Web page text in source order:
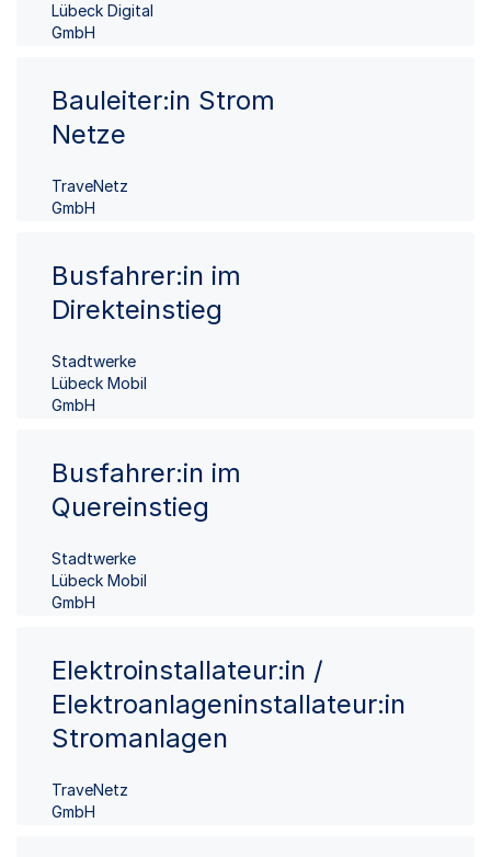
Lübeck Digital
GmbH
Bauleiter:in Strom
Netze
TraveNetz
GmbH
Busfahrer:in im
Direkteinstieg
Stadtwerke
Lübeck Mobil
GmbH
Busfahrer:in im
Quereinstieg
Stadtwerke
Lübeck Mobil
GmbH
Elektroinstallateur:in /
Elektroanlageninstallateur:in
Stromanlagen
TraveNetz
GmbH